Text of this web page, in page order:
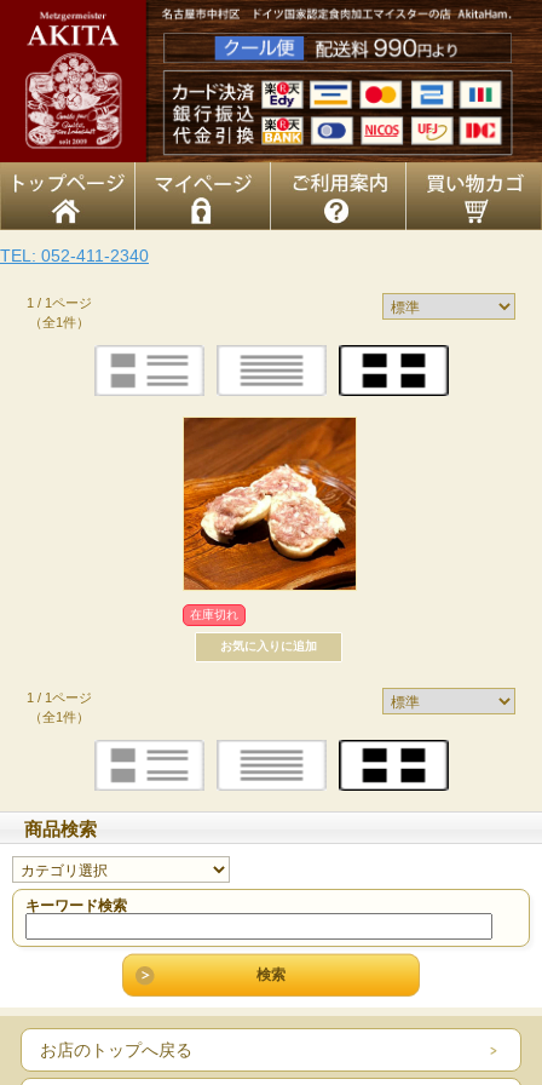
TEL: 052-411-2340
1 / 1ページ
（全1件）
在庫切れ
1 / 1ページ
（全1件）
商品検索
キーワード検索
お店のトップへ戻る